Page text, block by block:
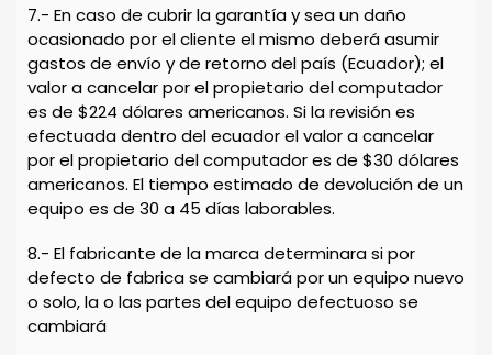
7.- En caso de cubrir la garantía y sea un daño
ocasionado por el cliente el mismo deberá asumir
gastos de envío y de retorno del país (Ecuador); el
valor a cancelar por el propietario del computador
es de $224 dólares americanos. Si la revisión es
efectuada dentro del ecuador el valor a cancelar
por el propietario del computador es de $30 dólares
americanos. El tiempo estimado de devolución de un
equipo es de 30 a 45 días laborables.
8.- El fabricante de la marca determinara si por
defecto de fabrica se cambiará por un equipo nuevo
o solo, la o las partes del equipo defectuoso se
cambiará